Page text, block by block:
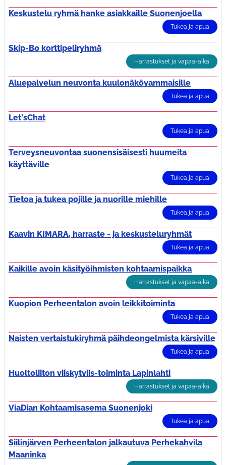
Keskustelu ryhmä hanke asiakkaille Suonenjoella
Tukea ja apua
Skip-Bo korttipeliryhmä
Harrastukset ja vapaa-aika
Aluepalvelun neuvonta kuulonäkövammaisille
Tukea ja apua
Let'sChat
Tukea ja apua
Terveysneuvontaa suonensisäisesti huumeita
käyttäville
Tukea ja apua
Tietoa ja tukea pojille ja nuorille miehille
Tukea ja apua
Kaavin KIMARA, harraste - ja keskusteluryhmät
Tukea ja apua
Kaikille avoin käsityöihmisten kohtaamispaikka
Harrastukset ja vapaa-aika
Kuopion Perheentalon avoin leikkitoiminta
Tukea ja apua
Naisten vertaistukiryhmä päihdeongelmista kärsiville
Tukea ja apua
Huoltoliiton viiskytviis-toiminta Lapinlahti
Harrastukset ja vapaa-aika
ViaDian Kohtaamisasema Suonenjoki
Tukea ja apua
Siilinjärven Perheentalon jalkautuva Perhekahvila
Maaninka